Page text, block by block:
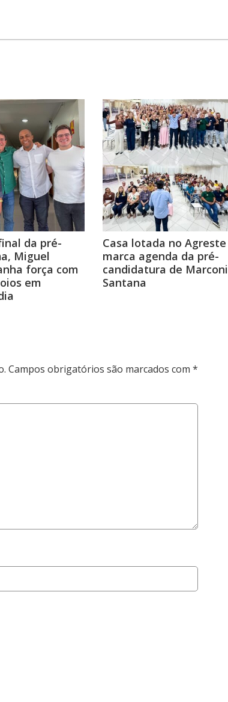
da pré-
Miguel
força com
em
Casa lotada no Agreste
marca agenda da pré-
candidatura de Marconi
Santana
Campos obrigatórios são marcados com *